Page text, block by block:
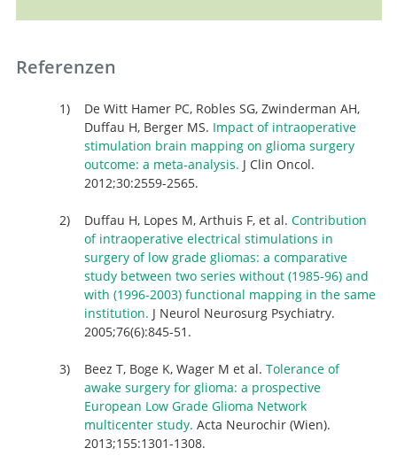
Brain tumors in
seizures occurrence, and antiepileptic drug
Referenzen
De Witt Hamer PC, Robles SG, Zwinderman AH,
Duffau H, Berger MS. Impact of intraoperative
stimulation brain mapping on glioma surgery
outcome: a meta-analysis. J Clin Oncol.
2012;30:2559-2565.
Duffau H, Lopes M, Arthuis F, et al. Contribution
of intraoperative electrical stimulations in
surgery of low grade gliomas: a comparative
study between two series without (1985-96) and
with (1996-2003) functional mapping in the same
institution. J Neurol Neurosurg Psychiatry.
2005;76(6):845-51.
Beez T, Boge K, Wager M et al. Tolerance of
awake surgery for glioma: a prospective
European Low Grade Glioma Network
multicenter study. Acta Neurochir (Wien).
2013;155:1301-1308.